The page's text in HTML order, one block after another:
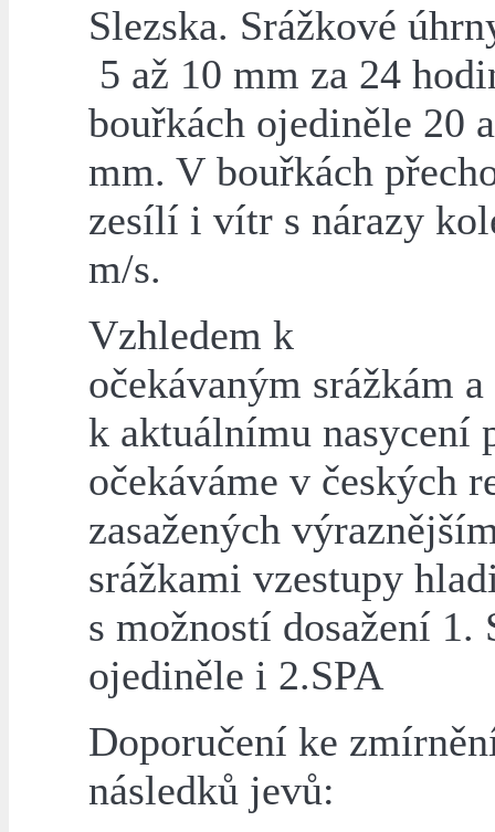
Slezska. Srážkové
5 až 10 mm za 24
bouřkách ojediněle 20
mm. V bouřkách
zesílí i vítr s nárazy
m/s.
Vzhledem k
očekávaným srážkám
k aktuálnímu nasycení
očekáváme v českých
zasažených
srážkami vzestupy
s možností dosažení 1.
ojediněle i 2.SPA
Doporučení ke
následků jevů: